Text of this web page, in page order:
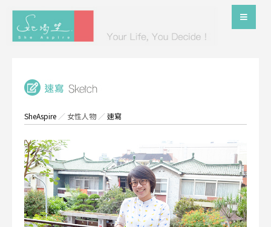
SheAspire ／ 女性人物／速寫